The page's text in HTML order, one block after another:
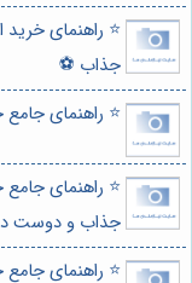
جذاب ⚽️
⭐️ راهنمای
جذاب و دوست
⭐️ راهنمای